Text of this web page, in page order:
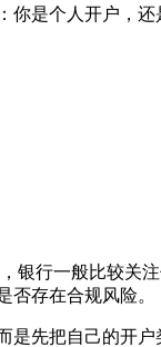
你是个人开户，还
银行一般比较关
存在合规风险。
先把自己的开户